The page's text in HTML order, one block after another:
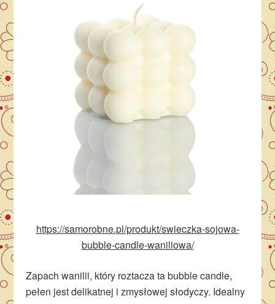
https://samorobne.pl/produkt/swieczka-sojowa-
bubble-candle-waniliowa/
Zapach wanilii, który roztacza ta bubble candle,
pełen jest delikatnej i zmysłowej słodyczy. Idealny